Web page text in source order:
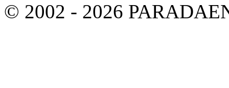
© 2002 - 2026